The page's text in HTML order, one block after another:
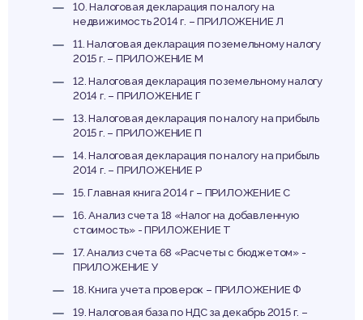
10. Налоговая декларация по налогу на
недвижимость 2014 г. – ПРИЛОЖЕНИЕ Л
11. Налоговая декларация по земельному налогу
2015 г. – ПРИЛОЖЕНИЕ М
12. Налоговая декларация по земельному налогу
2014 г. – ПРИЛОЖЕНИЕ Г
13. Налоговая декларация по налогу на прибыль
2015 г. – ПРИЛОЖЕНИЕ П
14. Налоговая декларация по налогу на прибыль
2014 г. – ПРИЛОЖЕНИЕ Р
15. Главная книга 2014 г – ПРИЛОЖЕНИЕ С
16. Анализ счета 18 «Налог на добавленную
стоимость» - ПРИЛОЖЕНИЕ Т
17. Анализ счета 68 «Расчеты с бюджетом» -
ПРИЛОЖЕНИЕ У
18. Книга учета проверок – ПРИЛОЖЕНИЕ Ф
19. Налоговая база по НДС за декабрь 2015 г. –